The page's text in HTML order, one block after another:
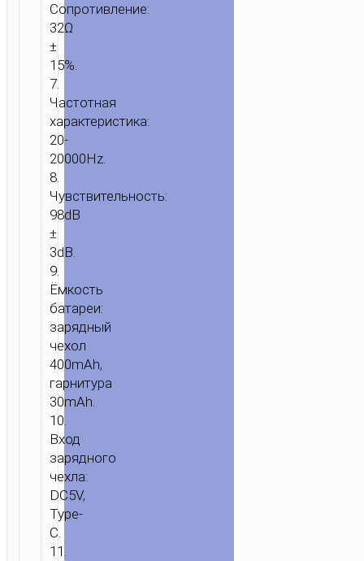
Сопротивление:
32Ω
±
15%.
7.
Частотная
характеристика:
20-
20000Hz.
8.
Чувствительность:
98dB
±
3dB.
9.
Ёмкость
батареи:
зарядный
чехол
400mAh,
гарнитура
30mAh.
10.
Вход
зарядного
чехла:
DC5V,
Type-
C.
11.